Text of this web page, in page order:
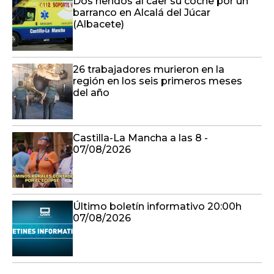
barranco en Alcalá del Júcar
(Albacete)
26 trabajadores murieron en la
región en los seis primeros meses
del año
Castilla-La Mancha a las 8 -
07/08/2026
Último boletín informativo 20:00h
07/08/2026